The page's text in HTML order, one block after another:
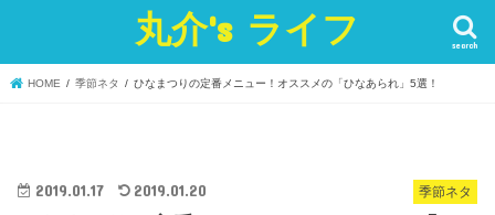
丸介's ライフ search
HOME 季節ネタ ひなまつりの定番メニュー！オススメの「ひなあられ」5選！
季節ネタ
2019.01.17 2019.01.20